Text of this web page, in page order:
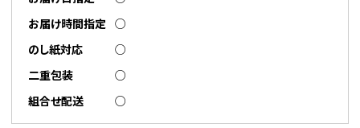
お届け時間指定 ○
のし紙対応
○
二重包装
○
組合せ配送
○